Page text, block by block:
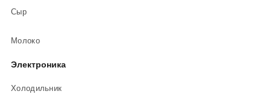
Сыр
Молоко
Электроника
Холодильник